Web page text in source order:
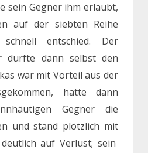
sein Gegner ihm erlaubt,
auf der siebten Reihe
entschied. Der
durfte dann selbst den
war mit Vorteil aus der
hatte dann
Gegner die
und stand plötzlich mit
auf Verlust; sein